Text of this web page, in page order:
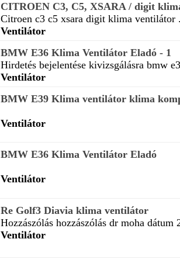
CITROEN C3, C5, XSARA / digit
Citroen c3 c5 xsara digit klima ventilátor
Ventilátor
BMW E36 Klima Ventilátor Eladó - 1
Hirdetés bejelentése kivizsgálásra bmw
Ventilátor
BMW E39 Klima ventilátor klima
Ventilátor
BMW E36 Klima Ventilátor Eladó
Ventilátor
Re Golf3 Diavia klima ventilátor
Hozzászólás hozzászólás dr moha dátum
Ventilátor